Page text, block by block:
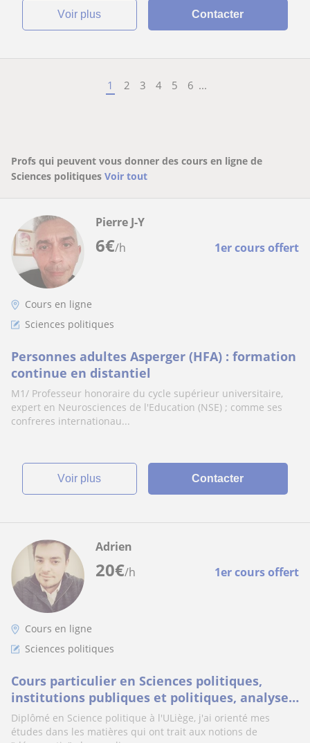
voir plus Contacter
1 2 3 4 5 6 ...
Profs qui peuvent vous donner des cours en ligne de
Sciences politiques Voir tout
6€/h 1er cours offert
Pierre J-Y
Cours en ligne
Sciences politiques
Personnes adultes Asperger (HFA) : formation
continue en distantiel
M1/ Professeur honoraire du cycle supérieur universitaire,
expert en Neurosciences de l'Education (NSE) ; comme ses
confreres internationau...
voir plus Contacter
20€/h 1er cours offert
Adrien
Cours en ligne
Sciences politiques
Cours particulier en Sciences politiques,
institutions publiques et politiques, analyse
de politique publique
Diplômé en Science politique à l'ULiège, j'ai orienté mes
études dans les matières qui ont trait aux notions de